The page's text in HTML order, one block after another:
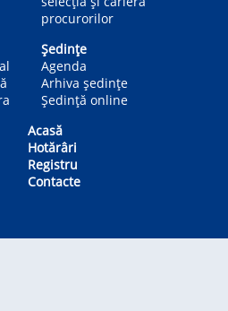
procurorilor
Ședințe
Agenda
Arhiva ședințe
Ședință online
Acasă
Hotărâri
Registru
Contacte